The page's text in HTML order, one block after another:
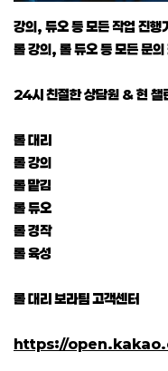
강의, 듀오 등 모든 작업 진행
롤 강의, 롤 듀오 등 모든
24시 친절한 상담원 & 현 챌
롤 대리
롤 강의
롤 맡김
롤 듀오
롤 경작
롤 육성
롤 대리 보라팀 고객센터
https://